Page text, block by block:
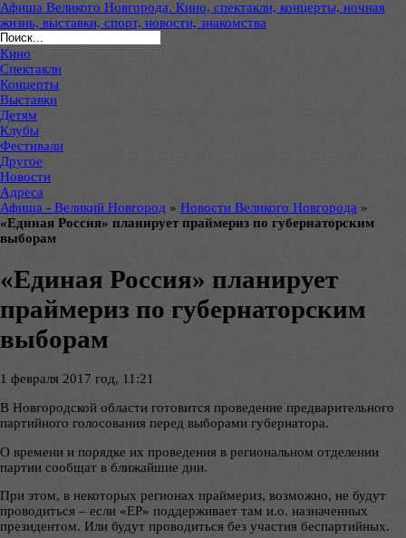
Афиша Великого Новгорода. Кино, спектакли, концерты, ночная
жизнь, выставки, спорт, новости, знакомства
Кино
Спектакли
Концерты
Выставки
Детям
Клубы
Фестивали
Другое
Новости
Адреса
Афиша - Великий Новгород » Новости Великого Новгорода »
«Единая Россия» планирует праймериз по губернаторским
выборам
«Единая Россия» планирует
праймериз по губернаторским
выборам
1 февраля 2017 год, 11:21
В Новгородской области готовится проведение предварительного
партийного голосования перед выборами губернатора.
О времени и порядке их проведения в региональном отделении
партии сообщат в ближайшие дни.
При этом, в некоторых регионах праймериз, возможно, не будут
проводиться – если «ЕР» поддерживает там и.о. назначенных
президентом. Или будут проводиться без участия беспартийных.